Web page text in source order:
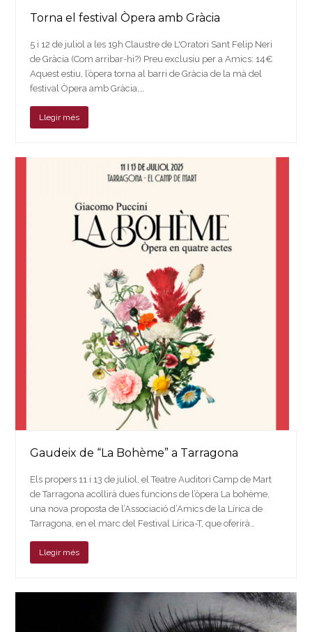
Torna el festival Òpera amb Gràcia
5 i 12 de juliol a les 19h Claustre de L'Oratori Sant Felip Neri
de Gràcia (Com arribar-hi?) Preu exclusiu per a Amics: 14€
Aquest estiu, l’òpera torna al barri de Gràcia de la mà del
festival Òpera amb Gràcia,…
Llegir més
Gaudeix de “La Bohème” a Tarragona
Els propers 11 i 13 de juliol, el Teatre Auditori Camp de Mart
de Tarragona acollirà dues funcions de l’òpera La bohème,
una nova proposta de l’Associació d’Amics de la Lírica de
Tarragona, en el marc del Festival Lírica-T, que oferirà…
Llegir més